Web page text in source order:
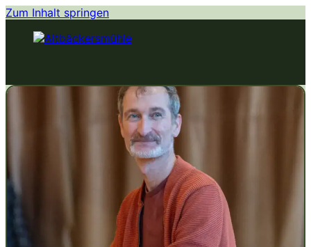
Zum Inhalt springen
ZENKITCHEN
BOGENSCHIESSEN
KÖRPERERFAHRUNG
Warenkorb